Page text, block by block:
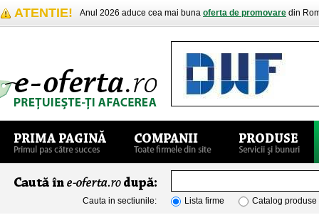
ATENTIE! Anul 2026 aduce cea mai buna oferta de promovare din
Cauta in sectiunile: Lista firme Catalog produse